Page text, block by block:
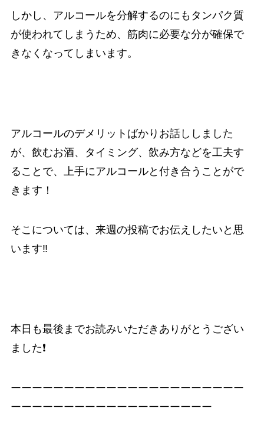
しかし、アルコールを分解するのにもタンパク質
が使われてしまうため、筋肉に必要な分が確保で
きなくなってしまいます。
アルコールのデメリットばかりお話ししました
が、飲むお酒、タイミング、飲み方などを工夫す
ることで、上手にアルコールと付き合うことがで
きます！
そこについては、来週の投稿でお伝えしたいと思
います‼️
本日も最後までお読みいただきありがとうござい
ました❗️
ーーーーーーーーーーーーーーーーーーーーーー
ーーーーーーーーーーーーーーーーーーー